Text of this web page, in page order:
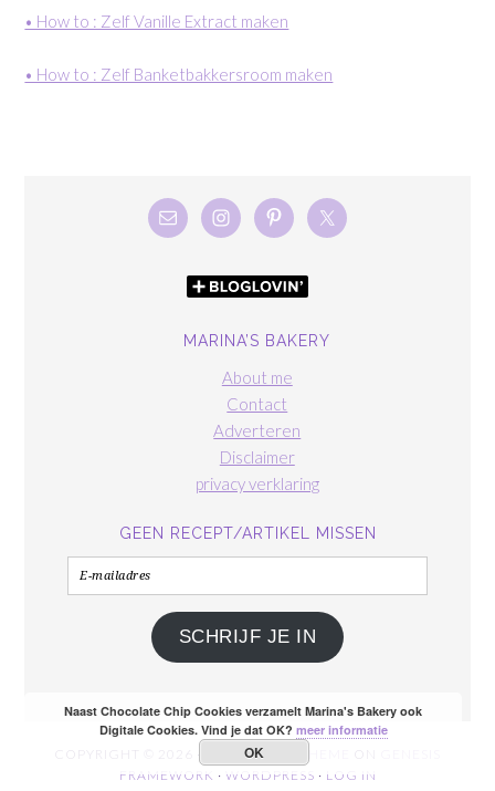
• How to : Zelf Vanille Extract maken
• How to : Zelf Banketbakkersroom maken
MARINA’S BAKERY
About me
Contact
Adverteren
Disclaimer
privacy verklaring
GEEN RECEPT/ARTIKEL MISSEN
E-
mailadres
SCHRIJF JE IN
COPYRIGHT © 2026 · FOODIE PRO THEME
FRAMEWORK · WORDPRESS · LOG IN
Naast Chocolate Chip Cookies verzamelt Marina's Bakery ook
Digitale Cookies. Vind je dat OK? meer informatie
OK